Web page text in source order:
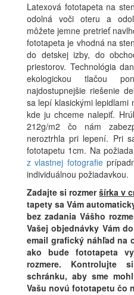
Latexová fototapeta na
odolná voči oteru a
môžete jemne pretrieť
fototapeta je vhodná na
do detskej izby, do
priestorov. Technológia
ekologickou tlačou
najdostupnejšie riešenie
sa lepí klasickými lepidlami
kde ju chceme nalepiť.
212g/m2 čo nám
neroztrhla pri lepení. Pri
fototapetu 1cm. Na
z vlastnej fotografie
individuálnou požiadavkou.
Zadajte si rozmeršírka v
tapety sa Vám
bez zadania Vášho
Vašej objednávky Vám
email grafický náhľad na
ako bude fototapeta
rozmere. Kontrolujte
schránku, aby sme
Vašu novú fototapetu čo